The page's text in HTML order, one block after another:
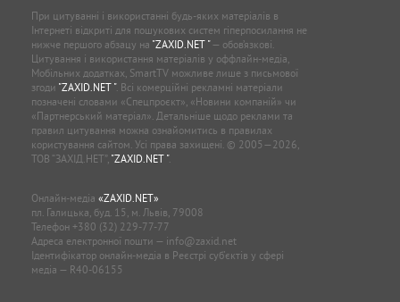
При цитуванні і використанні будь-яких матеріалів в
Інтернеті відкриті для пошукових систем гіперпосилання не
нижче першого абзацу на "ZAXID.NET "— обов’язкові.
Цитування і використання матеріалів у оффлайн-медіа,
Мобільних додатках, SmartTV можливе лише з письмової
згоди "ZAXID.NET ". Всі комерційні рекламні матеріали
позначені словами «Спецпроєкт», «Новини компаній» чи
«Партнерський матеріал». Детальніше щодо реклами та
правил цитування можна ознайомитись в правилах
користування сайтом. Усі права захищені. © 2005—2026,
ТОВ “ЗАХІД.НЕТ”, "ZAXID.NET ".
Онлайн-медіа «ZAXID.NET»
пл. Галицька, буд. 15, м. Львів, 79008
Телефон +380 (32) 229-77-77
Адреса електронної пошти — info@zaxid.net
Ідентифікатор онлайн-медіа в Реєстрі суб'єктів у сфері
медіа — R40-06155